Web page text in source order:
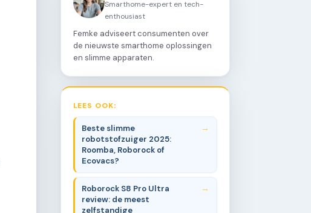
Smarthome-expert en tech-
enthousiast
Femke adviseert consumenten over
de nieuwste smarthome oplossingen
en slimme apparaten.
LEES OOK:
Beste slimme
robotstofzuiger 2025:
Roomba, Roborock of
Ecovacs?
Roborock S8 Pro Ultra
review: de meest
zelfstandige